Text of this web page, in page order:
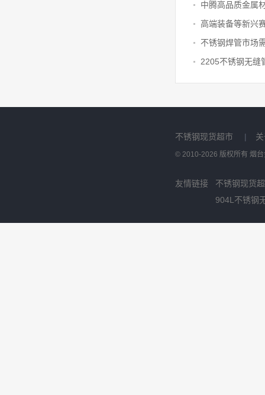
不锈钢现货超市 |
© 2010-2026 版权所有 烟
友情链接
不锈钢现货
904L不锈钢